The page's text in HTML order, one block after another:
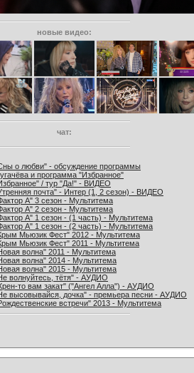
новые видео:
чат:
о любви" - обсуждение программы
и программа "Избранное"
/ тур "Да!" - ВИДЕО
почта" - Интер (1, 2 сезон) - ВИДЕО
А" 3 сезон - Мультитема
А" 2 сезон - Мультитема
А" 1 сезон - (1 часть) - Мультитема
А" 1 сезон - (2 часть) - Мультитема
Мьюзик Фест" 2012 - Мультитема
Мьюзик Фест" 2011 - Мультитема
волна" 2011 - Мультитема
волна" 2014 - Мультитема
волна" 2015 - Мультитема
волнуйтесь, тётя" - АУДИО
то вам закат" ("Ангел Алла") - АУДИО
высовывайся, дочка" - премьера песни - АУДИО
встречи" 2013 - Мультитема